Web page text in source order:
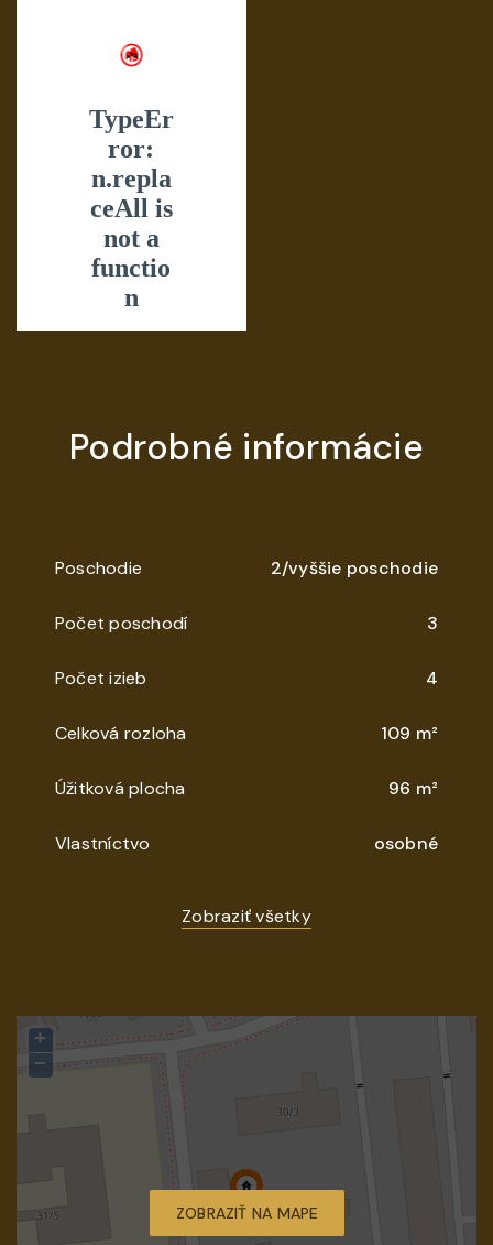
Podrobné informácie
Poschodie 2/vyššie poschodie
Počet poschodí 3
Počet izieb 4
Celková rozloha 109 m²
Úžitková plocha 96 m²
Vlastníctvo osobné
Zobraziť všetky
ZOBRAZIŤ NA MAPE
+
−